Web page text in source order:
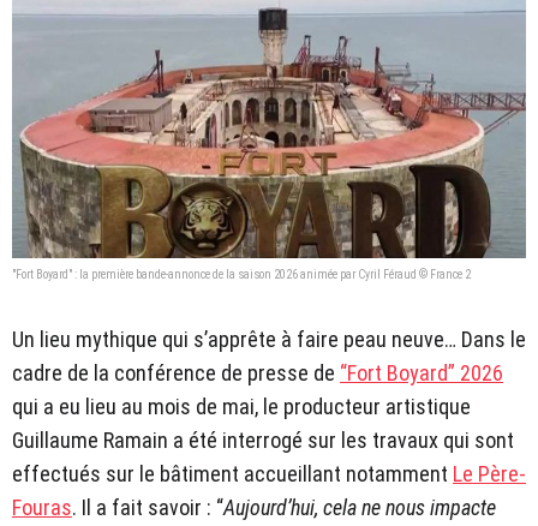
"Fort Boyard" : la première bande-annonce de la saison 2026 animée par Cyril Féraud © France 2
Un lieu mythique qui s’apprête à faire peau neuve… Dans le
cadre de la conférence de presse de “Fort Boyard” 2026
qui a eu lieu au mois de mai, le producteur artistique
Guillaume Ramain a été interrogé sur les travaux qui sont
effectués sur le bâtiment accueillant notamment Le Père-
Fouras. Il a fait savoir : “Aujourd’hui, cela ne nous impacte